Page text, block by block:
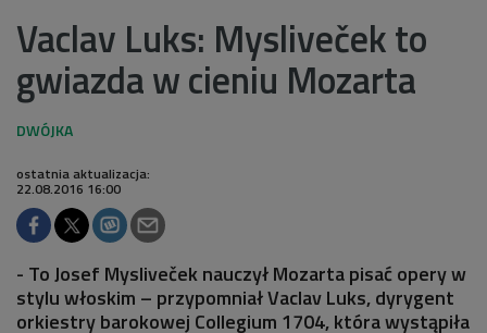
Vaclav Luks: Mysliveček to
gwiazda w cieniu Mozarta
ostatnia aktualizacja:
22.08.2016 16:00
- To Josef Mysliveček nauczył Mozarta pisać opery w
stylu włoskim – przypomniał Vaclav Luks, dyrygent
orkiestry barokowej Collegium 1704, która wystąpiła